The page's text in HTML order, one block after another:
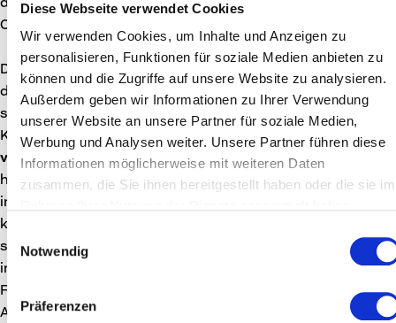
Diese Webseite verwendet Cookies
Wir verwenden Cookies, um Inhalte und Anzeigen zu
personalisieren, Funktionen für soziale Medien anbieten zu
können und die Zugriffe auf unsere Website zu analysieren.
Außerdem geben wir Informationen zu Ihrer Verwendung
unserer Website an unsere Partner für soziale Medien,
Werbung und Analysen weiter. Unsere Partner führen diese
Informationen möglicherweise mit weiteren Daten
zusammen, die Sie ihnen bereitgestellt haben oder die sie im
Einwilligungsauswahl
Notwendig
Präferenzen
City Management der Stadt.
Die Landstraße ist ein Hot Spot in Sachen Frequenz, und
die innovative Gestaltung der Spot-on-Schaufenster
sorgen für einen zusätzlichen Blickfang. Die Linzer
Kreativschaffenden
Markus Pargfrieder, Geschäftsführer
von Responsive Spaces
, und
Designer Michael Holzer
haben ein Konzept umgesetzt, das die Schaukästen zum
interaktiven Showroom macht: Vor der Vitrine stehend,
können die Fußgänger mittels Smartphone einfach und
spielerisch mit den leuchtenden Gestaltungselementen
interagieren. Mit wenigen Klicks werden Farben und
Formen der LED-Lichter verändert, sodass die
Ausgestellten, ganz im Sinne von „spot on“, wortwörtlich